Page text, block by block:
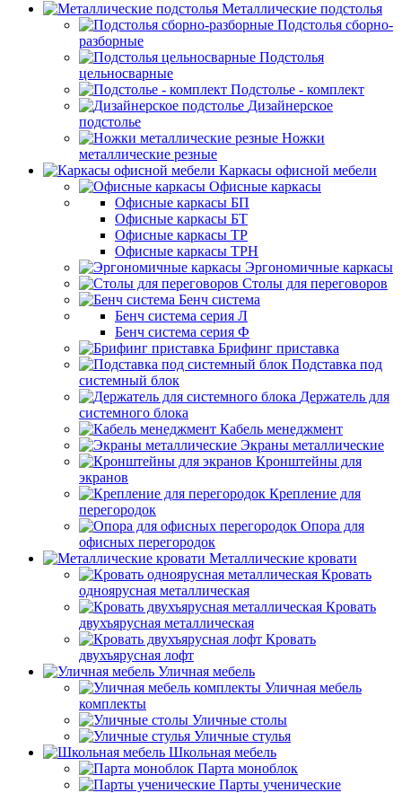
Металлические подстолья
Подстолья сборно-
разборные
Подстолья
цельносварные
Подстолье - комплект
Дизайнерское
подстолье
Ножки
металлические резные
Каркасы офисной мебели
Офисные каркасы
Офисные каркасы БП
Офисные каркасы БТ
Офисные каркасы ТР
Офисные каркасы ТРН
Эргономичные каркасы
Столы для переговоров
Бенч система
Бенч система серия Л
Бенч система серия Ф
Брифинг приставка
Подставка под
системный блок
Держатель для
системного блока
Кабель менеджмент
Экраны металлические
Кронштейны для
экранов
Крепление для
перегородок
Опора для
офисных перегородок
Металлические кровати
Кровать
одноярусная металлическая
Кровать
двухъярусная металлическая
Кровать
двухъярусная лофт
Уличная мебель
Уличная мебель
комплекты
Уличные столы
Уличные стулья
Школьная мебель
Парта моноблок
Парты ученические